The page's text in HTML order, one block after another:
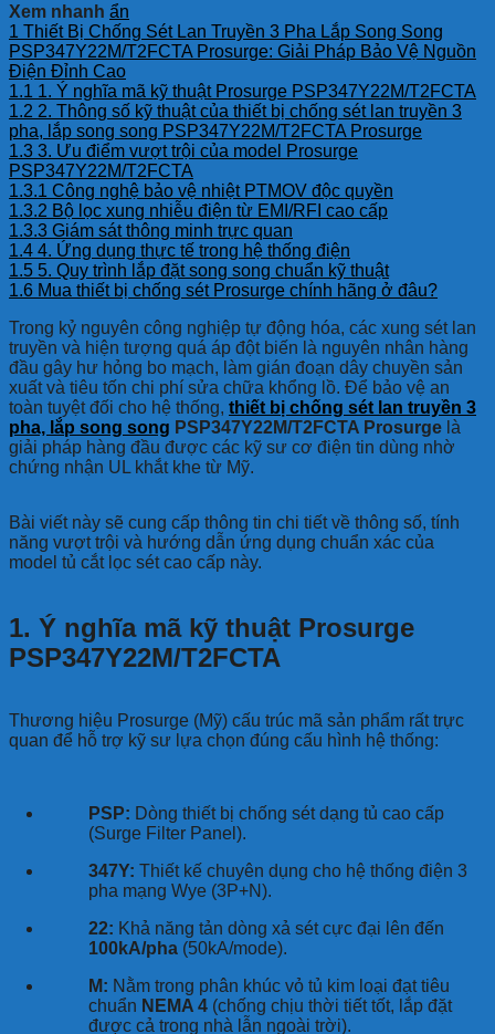
Xem nhanh ẩn
1 Thiết Bị Chống Sét Lan Truyền 3 Pha Lắp Song Song
PSP347Y22M/T2FCTA Prosurge: Giải Pháp Bảo Vệ Nguồn
Điện Đỉnh Cao
1.1 1. Ý nghĩa mã kỹ thuật Prosurge PSP347Y22M/T2FCTA
1.2 2. Thông số kỹ thuật của thiết bị chống sét lan truyền 3
pha, lắp song song PSP347Y22M/T2FCTA Prosurge
1.3 3. Ưu điểm vượt trội của model Prosurge
PSP347Y22M/T2FCTA
1.3.1 Công nghệ bảo vệ nhiệt PTMOV độc quyền
1.3.2 Bộ lọc xung nhiễu điện từ EMI/RFI cao cấp
1.3.3 Giám sát thông minh trực quan
1.4 4. Ứng dụng thực tế trong hệ thống điện
1.5 5. Quy trình lắp đặt song song chuẩn kỹ thuật
1.6 Mua thiết bị chống sét Prosurge chính hãng ở đâu?
Trong kỷ nguyên công nghiệp tự động hóa, các xung sét lan
truyền và hiện tượng quá áp đột biến là nguyên nhân hàng
đầu gây hư hỏng bo mạch, làm gián đoạn dây chuyền sản
xuất và tiêu tốn chi phí sửa chữa khổng lồ. Để bảo vệ an
toàn tuyệt đối cho hệ thống, thiết bị chống sét lan truyền 3
pha, lắp song song PSP347Y22M/T2FCTA Prosurge là
giải pháp hàng đầu được các kỹ sư cơ điện tin dùng nhờ
chứng nhận UL khắt khe từ Mỹ.
Bài viết này sẽ cung cấp thông tin chi tiết về thông số, tính
năng vượt trội và hướng dẫn ứng dụng chuẩn xác của
model tủ cắt lọc sét cao cấp này.
1. Ý nghĩa mã kỹ thuật Prosurge
PSP347Y22M/T2FCTA
Thương hiệu Prosurge (Mỹ) cấu trúc mã sản phẩm rất trực
quan để hỗ trợ kỹ sư lựa chọn đúng cấu hình hệ thống:
PSP: Dòng thiết bị chống sét dạng tủ cao cấp
(Surge Filter Panel).
347Y: Thiết kế chuyên dụng cho hệ thống điện 3
pha mạng Wye (3P+N).
22: Khả năng tản dòng xả sét cực đại lên đến
100kA/pha (50kA/mode).
M: Nằm trong phân khúc vỏ tủ kim loại đạt tiêu
chuẩn NEMA 4 (chống chịu thời tiết tốt, lắp đặt
được cả trong nhà lẫn ngoài trời).